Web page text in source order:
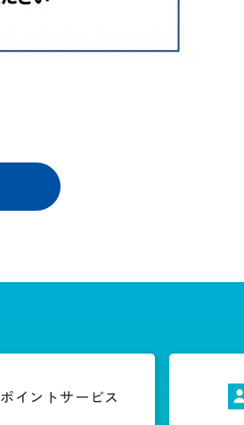
ポイントサービス